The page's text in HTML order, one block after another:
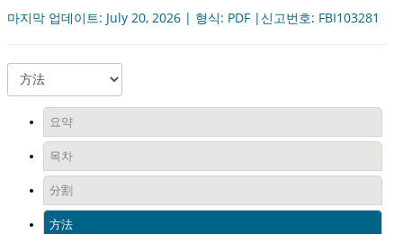
마지막 업데이트: July 20, 2026 | 형식: PDF |신고번호: FBI103281
요약
목차
分割
方法